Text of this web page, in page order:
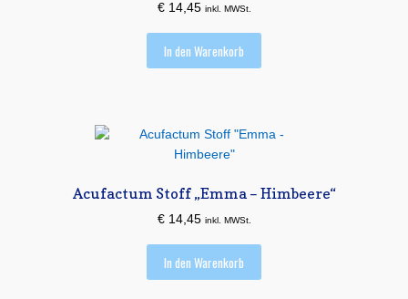
€14,45 inkl. MWSt.
In den Warenkorb
Acufactum Stoff „Emma – Himbeere“
€14,45 inkl. MWSt.
In den Warenkorb